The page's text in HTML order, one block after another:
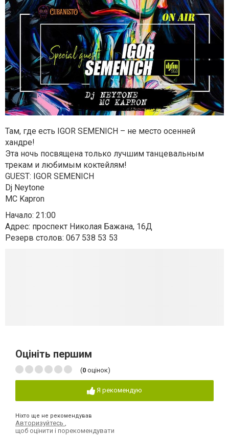
Там, где есть IGOR SEMENICH – не место осенней
хандре!
Эта ночь посвящена только лучшим танцевальным
трекам и любимым коктейлям!
GUEST: IGOR SEMENICH
Dj Neytone
MC Kapron
Начало: 21:00
Адрес: проспект Николая Бажана, 16Д
Резерв столов: 067 538 53 53
Оцініть першим
(0 оцінок)
Я рекомендую
Ніхто ще не рекомендував
Авторизуйтесь
щоб оцінити і порекомендувати